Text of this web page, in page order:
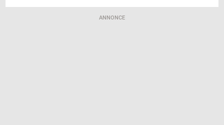
ANNONCE